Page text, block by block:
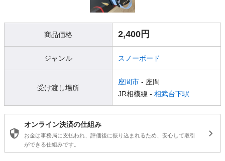
商品価格 2,400円
ジャンル スノーボード
受け渡し場所
座間市 - 座間
JR相模線 - 相武台下駅
オンライン決済の仕組み
お金は事務局に支払われ、評価後に振り込まれるため、安心して取引
ができる仕組みです。